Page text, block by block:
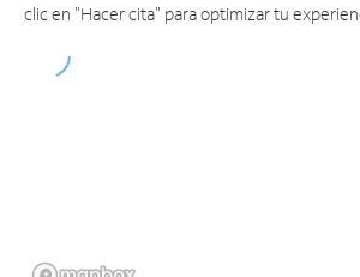
clic en "Hacer cita" para optimizar tu